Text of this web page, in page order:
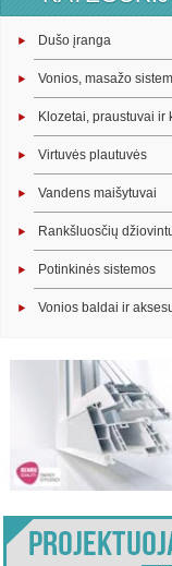
Dušo įranga
Vonios, masažo
Klozetai, praustuvai ir
Virtuvės plautuvės
Vandens maišytuvai
Rankšluosčių
Potinkinės sistemos
Vonios baldai ir